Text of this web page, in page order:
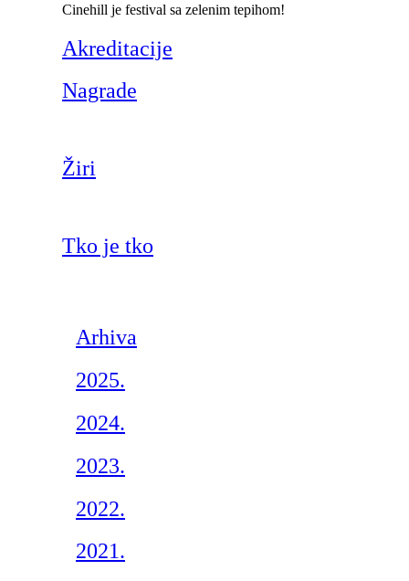
Cinehill je festival sa zelenim tepihom!
Akreditacije
Nagrade
Žiri
Tko je tko
Arhiva
2025.
2024.
2023.
2022.
2021.